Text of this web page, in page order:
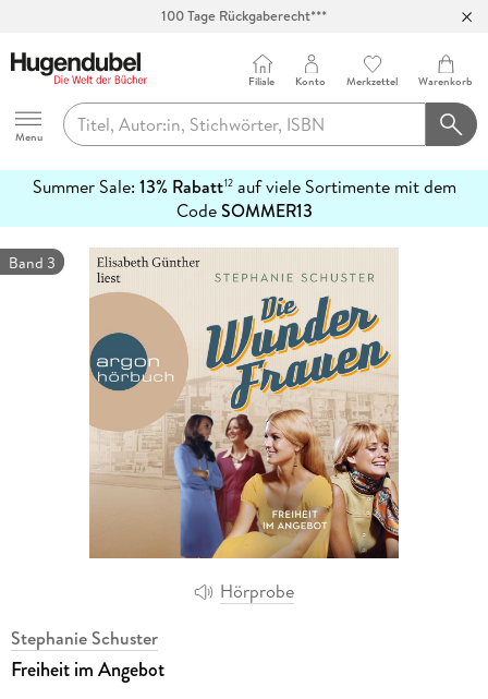
Hugendubel
Menu
Filiale Konto Merkzettel Warenkorb
Summer Sale: 13% Rabatt12auf viele Sortimente mit dem
CodeSOMMER13
erfahren
Hörprobe
Band 3
Stephanie Schuster
Freiheit im Angebot